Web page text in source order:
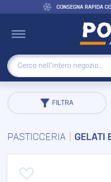
CONSEGNA RAPIDA
PASTICCERIA GELATI
FILTRA